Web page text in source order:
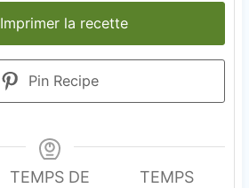
Imprimer la recette
Pin Recipe
TEMPS DE
TEMPS